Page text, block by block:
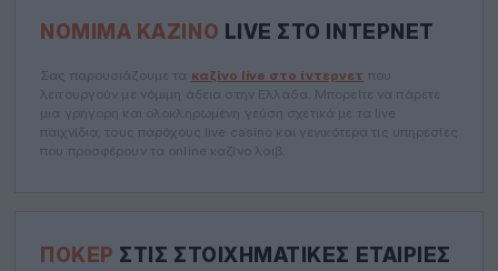
ΝΌΜΙΜΑ ΚΑΖΊΝΟ LIVE ΣΤΟ ΊΝΤΕΡΝΕΤ
Σας παρουσιάζουμε τα καζίνο live στο ίντερνετ που
λειτουργούν με νόμιμη άδεια στην Ελλάδα. Μπορείτε να πάρετε
μια γρήγορη και ολοκληρωμένη γεύση σχετικά με τα live
παιχνίδια, τους παρόχους live casino και γενικότερα τις υπηρεσίες
που προσφέρουν τα online καζίνο λαιβ.
ΠΌΚΕΡ ΣΤΙΣ ΣΤΟΙΧΗΜΑΤΙΚΈΣ ΕΤΑΙΡΊΕΣ